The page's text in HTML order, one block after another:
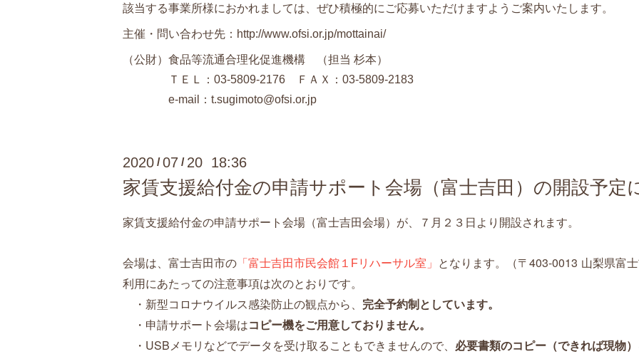
該当する事業所様におかれましては、ぜひ積極的にご応募いただけますようご案内いたします。
主催・問い合わせ先： http://www.ofsi.or.jp/mottainai/
（公財）食品等流通合理化促進機構 （担当 杉本）
ＴＥＬ：03-5809-2176 ＦＡＸ：03-5809-2183
e-mail： t.sugimoto@ofsi.or.jp
2020 /07 / 20 18:36
家賃支援給付金の申請サポート会場（富士吉田）の開設予定
家賃支援給付金の申請サポート会場（富士吉田会場）が、７月２３日より開設されます。
会場は、富士吉田市の 「富士吉田市民会館１Fリハーサル室」 となります。（〒403-0013 山梨県富
利用にあたっての注意事項は次のとおりです。
・新型コロナウイルス感染防止の観点から、 完全予約制としています。
・申請サポート会場はコピー機をご用意しておりません。
・USBメモリなどでデータを受け取ることもできませんので、 必要書類のコピー（できれば現物）